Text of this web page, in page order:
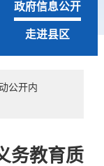
政府信息公开
走进县区
公开内
务教育质